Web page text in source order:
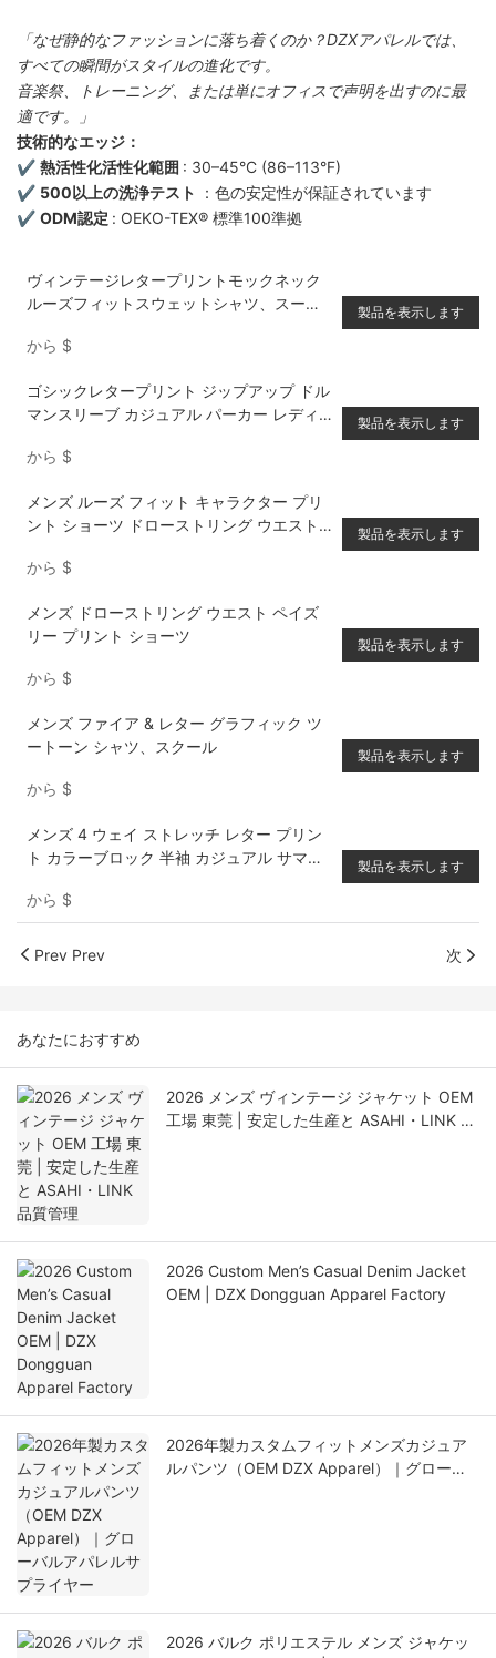
「なぜ静的なファッションに落ち着くのか？DZXアパレルでは、
すべての瞬間がスタイルの進化です。
音楽祭、トレーニング、または単にオフィスで声明を出すのに最
適です。」
技術的なエッジ：
✔️ ​ 熱活性化活性化範囲 : 30–45°C (86–113°F)
✔️ ​ 500以上の洗浄テスト
：色の安定性が保証されています
✔️ ​ ODM認定 : OEKO-TEX® 標準100準拠
ヴィンテージレタープリントモックネック
ルーズフィットスウェットシャツ、スーパ
から $
製品を表示します
ゴシックレタープリント ジップアップ ドル
マンスリーブ カジュアル パーカー レディ
から $
製品を表示します
メンズ ルーズ フィット キャラクター プリ
ント ショーツ ドローストリング ウエスト
ン
から $
製品を表示します
メンズ ドローストリング ウエスト ペイズ
リー プリント ショーツ
から $
製品を表示します
メンズ ファイア & レター グラフィック ツ
ートーン シャツ、スクール
から $
製品を表示します
メンズ 4 ウェイ ストレッチ レター プリン
ト カラーブロック 半袖 カジュアル サマー
から $
製品を表示します
Prev Prev 次
あなたにおすすめ
2026 メンズ ヴィンテージ ジャケット OEM
工場 東莞 | 安定した生産と ASAHI・LINK 品
2026 Custom Men’s Casual Denim Jacket
OEM | DZX Dongguan Apparel Factory
2026年製カスタムフィットメンズカジュア
ルパンツ（OEM DZX Apparel）｜グローバ
2026 バルク ポリエステル メンズ ジャケッ